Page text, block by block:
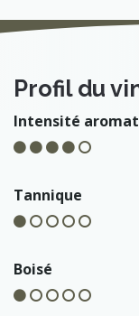
Profil du
Intensité
Tannique
Boisé